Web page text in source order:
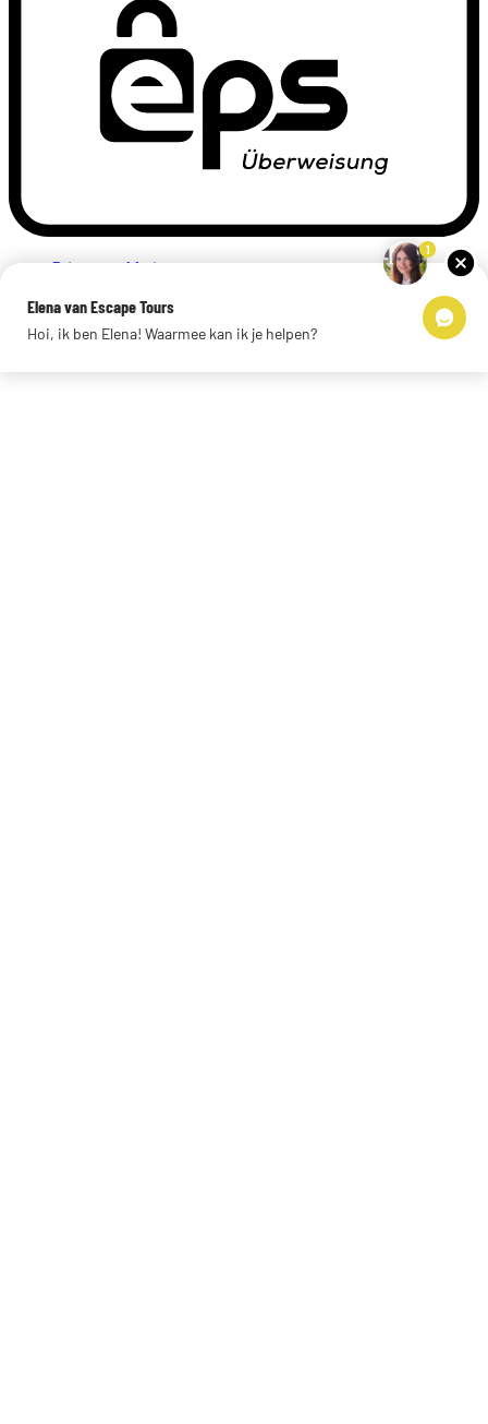
Privacyverklaring
Links
© 2026 Escape Tours
1
Elena van Escape Tours
Hoi, ik ben Elena! Waarmee kan ik je helpen?